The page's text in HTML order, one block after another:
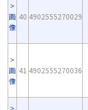
画
像
40 4902555270029
画
像
41 4902555270036